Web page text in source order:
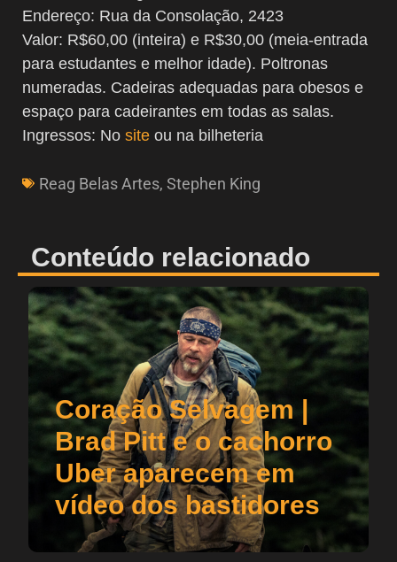
Endereço: Rua da Consolação, 2423
Valor: R$60,00 (inteira) e R$30,00 (meia-entrada
para estudantes e melhor idade). Poltronas
numeradas. Cadeiras adequadas para obesos e
espaço para cadeirantes em todas as salas.
Ingressos: No site ou na bilheteria
Reag Belas Artes, Stephen King
Conteúdo relacionado
Coração Selvagem |
Brad Pitt e o cachorro
Uber aparecem em
vídeo dos bastidores